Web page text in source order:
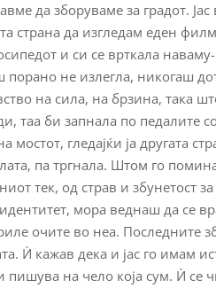
да зборуваме за градот.
страна да изгледам еден
и си се врткала
порано не излегла, никогаш
на сила, на брзина, така
таа би запнала по педалите
гледајќи ја другата
па тргнала. Штом го
тек, од страв и збунетост
идентитет, мора веднаш да се
очите во неа. Последните
Ѝ кажав дека и јас го имам
на чело која сум. Ѝ се